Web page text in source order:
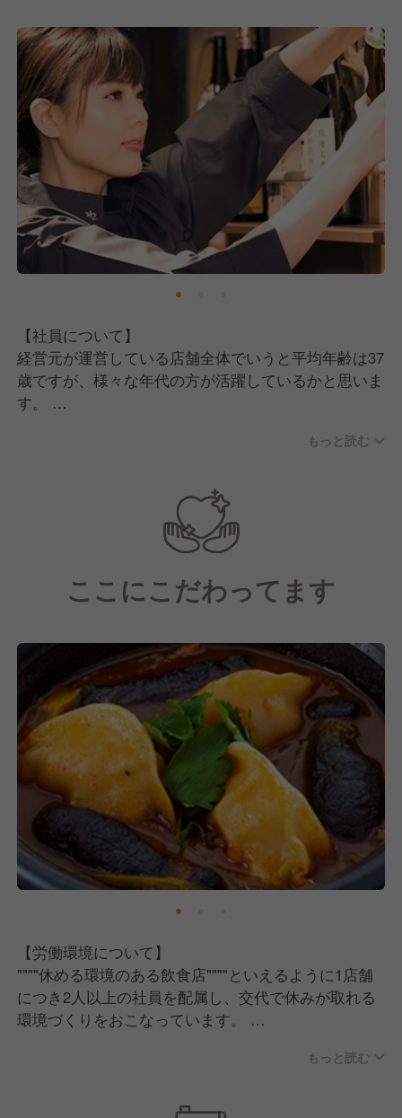
おかげさまで売上も好調！
今後も多くの方にご支持いただけるようにおもてなし
の心を忘れず、そしてブラッシュアップを図っていき
ます。
そのために現在は、新しい仲間を募集中です！
【社員について】
経営元が運営している店舗全体でいうと平均年齢は37
歳ですが、様々な年代の方が活躍しているかと思いま
す。
経験の方も活躍しているところが特徴の一つです。
一人ひとり自分らしく、自由に、やりがいを感じて働
ける雰囲気づくりを心がけています。
チームワークを意識し、"しあわせ"を追求すること
で、自分自身ではなく一緒に働く仲間にも、そしてお
客様にも"しあわせ"が広がっていくと考えています。
もっと読む
ここにこだわってます
【労働環境について】
""""休める環境のある飲食店""""といえるように1店舗
につき2人以上の社員を配属し、交代で休みが取れる
環境づくりをおこなっています。
舗同士のチームワークで人員調整をしていきながら確
もっと読む